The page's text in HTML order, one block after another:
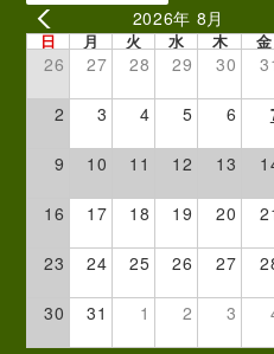
2026年 8月
日 月 火 水 木 金
26 27 28 29 30
2 3 4 5 6
9 10 11 12 13
16 17 18 19 20
23 24 25 26 27
30 31 1 2 3